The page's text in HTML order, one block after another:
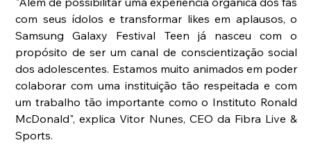
com seus ídolos e transformar likes em aplausos, o
Samsung Galaxy Festival Teen já nasceu com o
propósito de ser um canal de conscientização social
dos adolescentes. Estamos muito animados em poder
colaborar com uma instituição tão respeitada e com
um trabalho tão importante como o Instituto Ronald
McDonald", explica Vitor Nunes, CEO da Fibra Live &
Sports.